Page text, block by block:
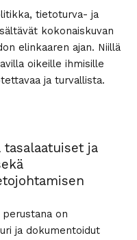
tietoturva- ja
kokonaiskuvan
elinkaaren ajan. Niillä
oikeille ihmisille
ja turvallista.
ja
on
ja dokumentoidut